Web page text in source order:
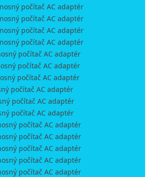
počítač AC adaptér
počítač AC adaptér
počítač AC adaptér
počítač AC adaptér
počítač AC adaptér
počítač AC adaptér
počítač AC adaptér
počítač AC adaptér
počítač AC adaptér
počítač AC adaptér
počítač AC adaptér
počítač AC adaptér
počítač AC adaptér
počítač AC adaptér
počítač AC adaptér